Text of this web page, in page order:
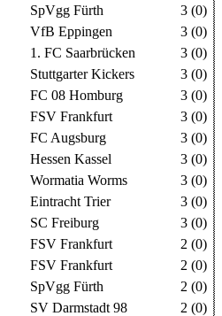
SpVgg Fürth
3 (0)
VfB Eppingen
3 (0)
1. FC Saarbrücken
3 (0)
Stuttgarter Kickers
3 (0)
FC 08 Homburg
3 (0)
FSV Frankfurt
3 (0)
FC Augsburg
3 (0)
Hessen Kassel
3 (0)
Wormatia Worms
3 (0)
Eintracht Trier
3 (0)
SC Freiburg
3 (0)
FSV Frankfurt
2 (0)
FSV Frankfurt
2 (0)
SpVgg Fürth
2 (0)
SV Darmstadt 98
2 (0)